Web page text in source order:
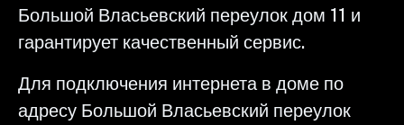
Большой Власьевский переулок дом 11 и
гарантирует качественный сервис.
Для подключения интернета в доме по
адресу Большой Власьевский переулок